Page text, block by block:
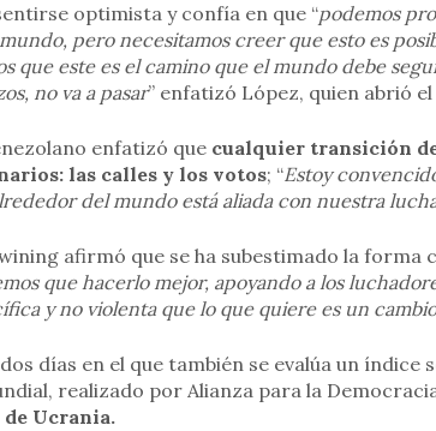
optimista y confía en que “podemos
pero necesitamos creer que esto es
que este es el camino que el mundo debe
no va a pasar” enfatizó López, quien abrió el
enfatizó que cualquier transición
las calles y los votos; “Estoy
del mundo está aliada con nuestra
afirmó que se ha subestimado la forma
que hacerlo mejor, apoyando a los
y no violenta que lo que quiere es un
días en el que también se evalúa un índice
realizado por Alianza para la
Ucrania.